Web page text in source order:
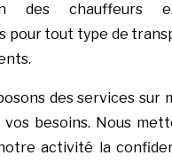
des chauffeurs
pour tout type de
des services sur
vos besoins. Nous
activité la